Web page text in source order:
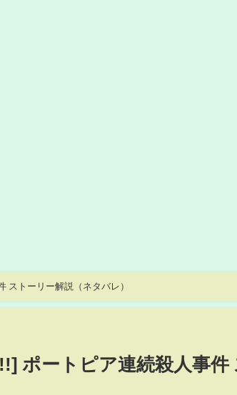
ストーリー解説（ネタバレ）
ポートピア連続殺人事件